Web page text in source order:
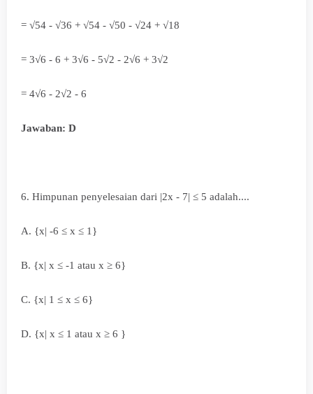
= √54 - √36 + √54 - √50 - √24 + √18
= 3√6 - 6 + 3√6 - 5√2 - 2√6 + 3√2
= 4√6 - 2√2 - 6
Jawaban: D
6. Himpunan penyelesaian dari |2x - 7| ≤ 5 adalah....
A. {x| -6 ≤ x ≤ 1}
B. {x| x ≤ -1 atau x ≥ 6}
C. {x| 1 ≤ x ≤ 6}
D. {x| x ≤ 1 atau x ≥ 6 }